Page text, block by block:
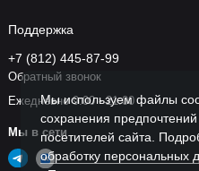
Мы используем файлы
сохранения
посетителей сайта.
обработку персональных
Поддержка
+7 (812) 445-87-99
Обратный звонок
Ежедневно 9:00 - 21:00
Мы в сети